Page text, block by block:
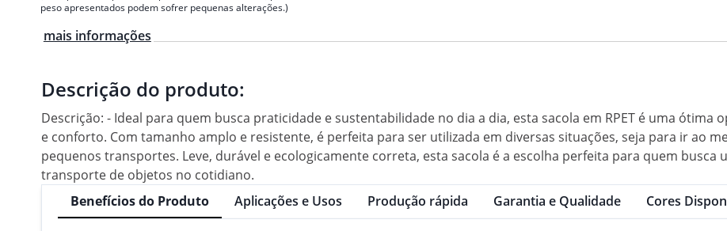
peso apresentados podem sofrer pequenas alterações.)
mais informações
Descrição do produto:
Descrição: - Ideal para quem busca praticidade e sustentabilidade no dia a dia, esta sacola em RPET é uma ótima
e conforto. Com tamanho amplo e resistente, é perfeita para ser utilizada em diversas situações, seja para ir ao
pequenos transportes. Leve, durável e ecologicamente correta, esta sacola é a escolha perfeita para quem
transporte de objetos no cotidiano.
Benefícios do Produto
Aplicações e Usos Produção rápida Garantia e Qualidade Cores